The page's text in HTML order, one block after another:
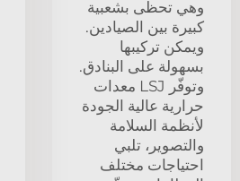
وهي تحظى بشعبية
كبيرة بين الصيادين.
ويمكن تركيبها
بسهولة على البنادق.
وتوفّر LSJ معدات
حرارية عالية الجودة
لأنظمة السلامة
والتصوير، تلبي
احتياجات مختلف